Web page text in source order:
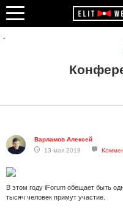
Варламов Алексей
13 мая 2019
В этом году iForum обещает быть
тысяч человек примут участие.